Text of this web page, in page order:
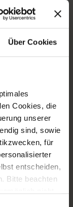
Über Cookies
Cookies, die
unserer
sind, sowie
für
entscheiden,
Bitte beachten
@ 3,0 GHz
630